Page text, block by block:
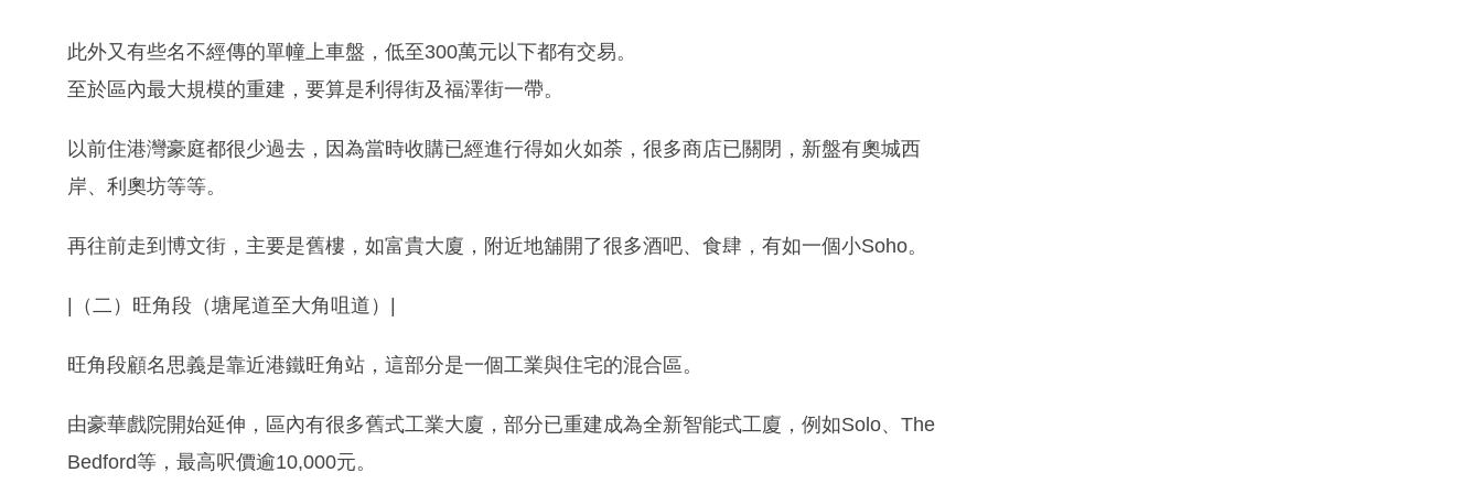
此外又有些名不經傳的單幢上車盤，低至300萬元以下都有交易。
至於區內最大規模的重建，要算是利得街及福澤街一帶。
以前住港灣豪庭都很少過去，因為當時收購已經進行得如火如荼，很多商店已關閉，新盤有奧城西
岸、利奧坊等等。
再往前走到博文街，主要是舊樓，如富貴大廈，附近地舖開了很多酒吧、食肆，有如一個小Soho。
|（二）旺角段（塘尾道至大角咀道）|
旺角段顧名思義是靠近港鐵旺角站，這部分是一個工業與住宅的混合區。
由豪華戲院開始延伸，區內有很多舊式工業大廈，部分已重建成為全新智能式工廈，例如Solo、The
Bedford等，最高呎價逾10,000元。